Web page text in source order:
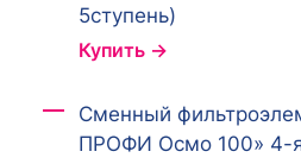
5ступень)
Купить →
Сменный
ПРОФИ Осмо 100» 4-